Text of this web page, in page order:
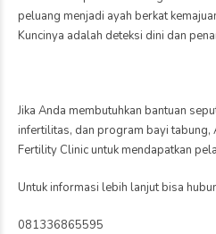
peluang menjadi ayah berkat
Kuncinya adalah deteksi dini dan
Jika Anda membutuhkan bantuan
infertilitas, dan program bayi tabung,
Fertility Clinic untuk mendapatkan
Untuk informasi lebih lanjut bisa
081336865595